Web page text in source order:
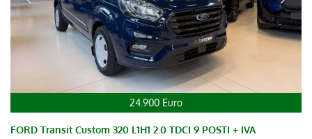
24.900 Euro
FORD Transit Custom 320 L1H1 2.0 TDCI 9 POSTI + IVA